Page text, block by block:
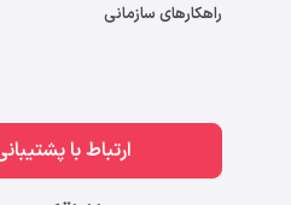
راهکارهای سازمانی
ارتباط با پشتیبانی